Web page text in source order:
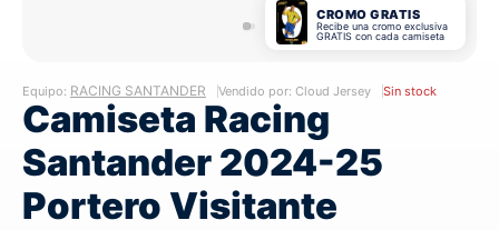
CROMO GRATIS
Recibe una cromo exclusiva
GRATIS con cada camiseta
Equipo: RACING SANTANDER Vendido por: Cloud Jersey Sin stock
Camiseta Racing
Santander 2024-25
Portero Visitante